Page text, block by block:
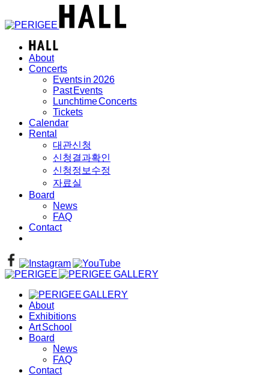
About
Concerts
Events in 2026
Past Events
Lunchtime Concerts
Tickets
Calendar
Rental
대관신청
신청결과확인
신청정보수정
자료실
Board
News
FAQ
Contact
About
Exhibitions
Art School
Board
News
FAQ
Contact